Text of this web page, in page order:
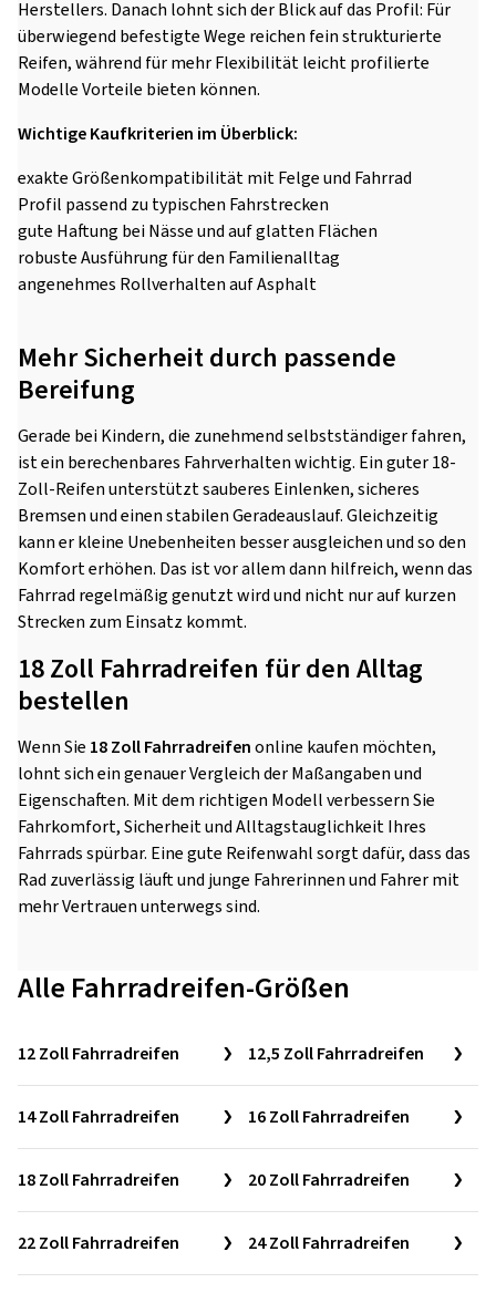
Herstellers. Danach lohnt sich der Blick auf das Profil: Für
überwiegend befestigte Wege reichen fein strukturierte
Reifen, während für mehr Flexibilität leicht profilierte
Modelle Vorteile bieten können.
Wichtige Kaufkriterien im Überblick:
exakte Größenkompatibilität mit Felge und Fahrrad
Profil passend zu typischen Fahrstrecken
gute Haftung bei Nässe und auf glatten Flächen
robuste Ausführung für den Familienalltag
angenehmes Rollverhalten auf Asphalt
Mehr Sicherheit durch passende
Bereifung
Gerade bei Kindern, die zunehmend selbstständiger fahren,
ist ein berechenbares Fahrverhalten wichtig. Ein guter 18-
Zoll-Reifen unterstützt sauberes Einlenken, sicheres
Bremsen und einen stabilen Geradeauslauf. Gleichzeitig
kann er kleine Unebenheiten besser ausgleichen und so den
Komfort erhöhen. Das ist vor allem dann hilfreich, wenn das
Fahrrad regelmäßig genutzt wird und nicht nur auf kurzen
Strecken zum Einsatz kommt.
18 Zoll Fahrradreifen für den Alltag
bestellen
Wenn Sie 18 Zoll Fahrradreifenonline kaufen möchten,
lohnt sich ein genauer Vergleich der Maßangaben und
Eigenschaften. Mit dem richtigen Modell verbessern Sie
Fahrkomfort, Sicherheit und Alltagstauglichkeit Ihres
Fahrrads spürbar. Eine gute Reifenwahl sorgt dafür, dass das
Rad zuverlässig läuft und junge Fahrerinnen und Fahrer mit
mehr Vertrauen unterwegs sind.
Alle Fahrradreifen-Größen
12 Zoll Fahrradreifen 12,5 Zoll Fahrradreifen
14 Zoll Fahrradreifen 16 Zoll Fahrradreifen
18 Zoll Fahrradreifen 20 Zoll Fahrradreifen
22 Zoll Fahrradreifen 24 Zoll Fahrradreifen